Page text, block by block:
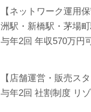
【ネットワーク運用
洲駅・新橋駅・茅場
与年2回 年収570万円
【店舗運営・販売ス
与年2回 社割制度 リ